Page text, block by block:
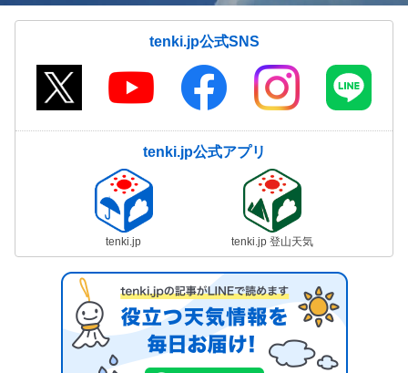
tenki.jp公式SNS
tenki.jp公式アプリ
tenki.jp tenki.jp 登山天気